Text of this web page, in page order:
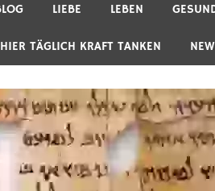
LIEBE LEBEN
HIER TÄGLICH KRAFT TANKEN